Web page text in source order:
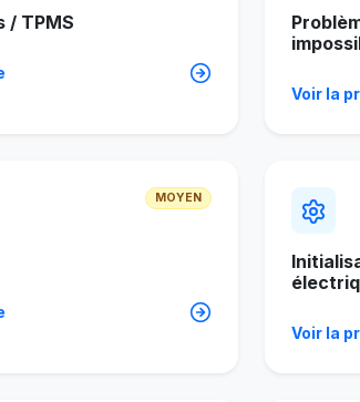
/ TPMS
Voir la
MOYEN
Voir la